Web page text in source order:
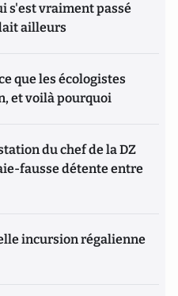
s'est vraiment passé
ailleurs
que les écologistes
et voilà pourquoi
du chef de la DZ
fausse détente entre
incursion régalienne